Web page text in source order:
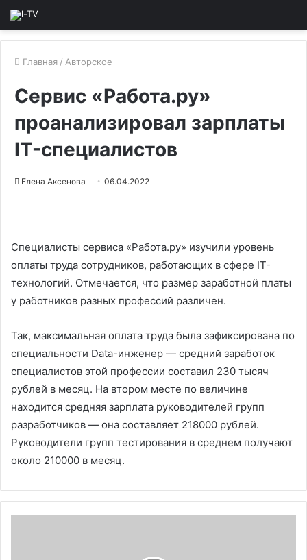
Главная / Авторское
Сервис «Работа.ру»
проанализировал зарплаты
IT-специалистов
Елена Аксенова 06.04.2022
Специалисты сервиса «Работа.ру» изучили уровень
оплаты труда сотрудников, работающих в сфере IT-
технологий. Отмечается, что размер заработной платы
у работников разных профессий различен.
Так, максимальная оплата труда была зафиксирована по
специальности Data-инженер — средний заработок
специалистов этой профессии составил 230 тысяч
рублей в месяц. На втором месте по величине
находится средняя зарплата руководителей групп
разработчиков — она составляет 218000 рублей.
Руководители групп тестирования в среднем получают
около 210000 в месяц.